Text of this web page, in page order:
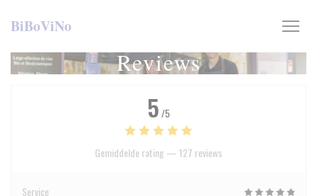
BiBoViNo
Reviews
5 /5
Gemiddelde rating —127 reviews
Service